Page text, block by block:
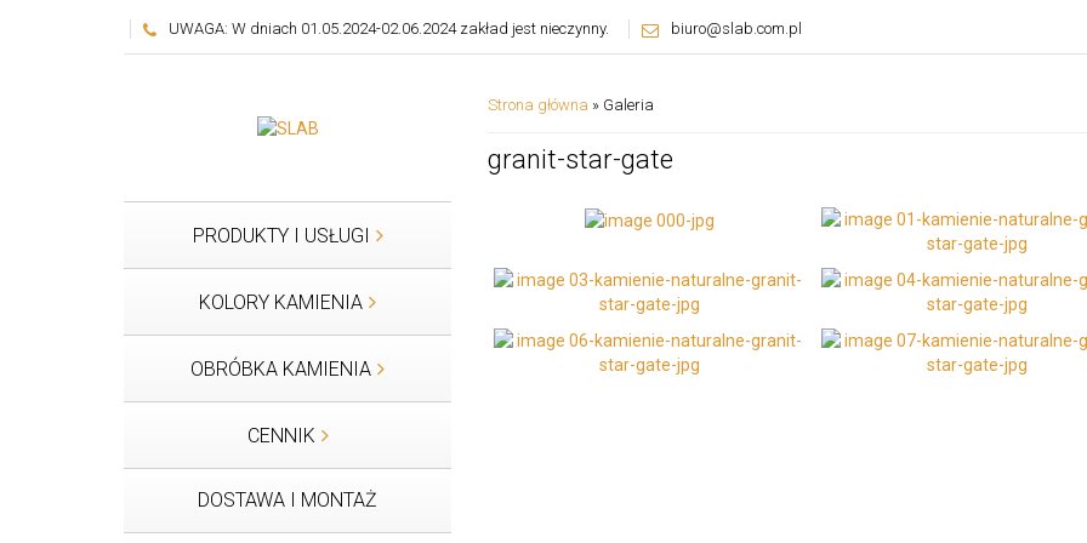
UWAGA: W dniach 01.05.2024-02.06.2024 zakład jest nieczynny. biuro@slab.com.pl
PRODUKTY I USŁUGI
KOLORY KAMIENIA
OBRÓBKA KAMIENIA
CENNIK
DOSTAWA I MONTAŻ
Strona główna » Galeria
granit-star-gate